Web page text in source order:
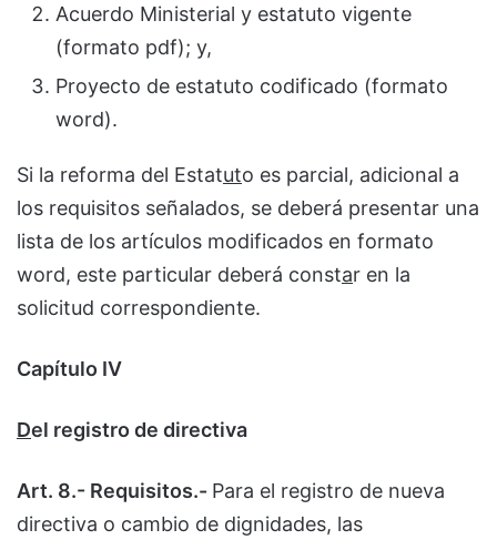
Acuerdo Ministerial y estatuto vigente
(formato pdf); y,
Proyecto de estatuto codificado (formato
word).
Si la reforma del Estatuto es parcial, adicional a
los requisitos señalados, se deberá presentar una
lista de los artículos modificados en formato
word, este particular deberá constar en la
solicitud correspondiente.
Capítulo IV
Del registro de directiva
Art. 8.- Requisitos.- Para el registro de nueva
directiva o cambio de dignidades, las